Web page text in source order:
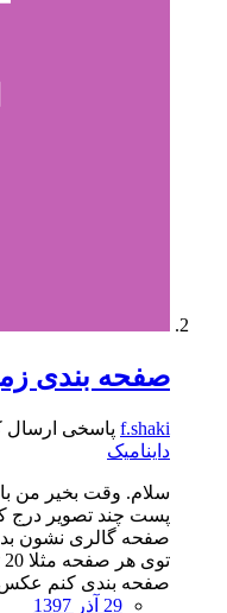
صفحه بندی
f.shaki پاسخی ارسال
داینامیک
سلام. وقت بخیر من با
پست چند تصویر درج
صفحه گالری نشون
صفحه بندی کنم عکس
29 آذر 1397